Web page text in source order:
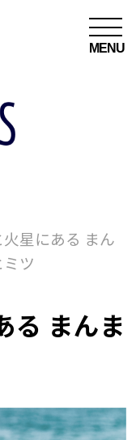
MENU
星にある まん
ツ
る まんま